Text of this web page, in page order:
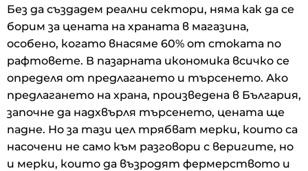
Без да създадем реални сектори, няма как да се
борим за цената на храната в магазина,
особено, когато внасяме 60% от стоката по
рафтовете. В пазарната икономика всичко се
определя от предлагането и търсенето. Ако
предлагането на храна, произведена в България,
започне да надхвърля търсенето, цената ще
падне. Но за тази цел трябват мерки, които са
насочени не само към разговори с веригите, но
и мерки, които да възродят фермерството и